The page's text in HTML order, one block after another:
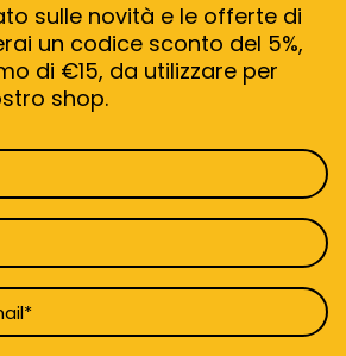
sulle novità e le offerte di
un codice sconto del 5%,
di €15, da utilizzare per
shop.